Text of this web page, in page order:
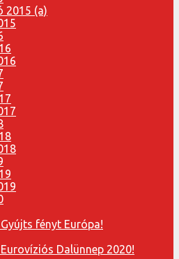
2015 (a)
fényt Európa!
Dalünnep 2020!